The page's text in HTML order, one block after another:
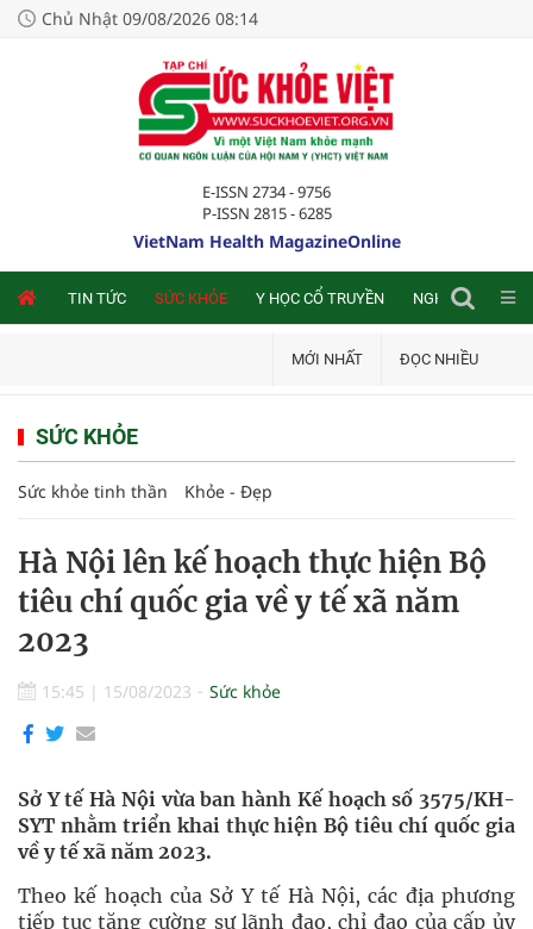
Chủ Nhật 09/08/2026 08:14
E-ISSN 2734 - 9756
P-ISSN 2815 - 6285
VietNam Health MagazineOnline
TIN TỨC SỨC KHỎE Y HỌC CỔ TRUYỀN NGHIÊN CỨU
MỚI NHẤT ĐỌC NHIỀU
SỨC KHỎE
Sức khỏe tinh thần Khỏe - Đẹp
Hà Nội lên kế hoạch thực hiện Bộ
tiêu chí quốc gia về y tế xã năm
2023
15:45 | 15/08/2023 Sức khỏe
Sở Y tế Hà Nội vừa ban hành Kế hoạch số 3575/KH-
SYT nhằm triển khai thực hiện Bộ tiêu chí quốc gia
về y tế xã năm 2023.
Theo kế hoạch của Sở Y tế Hà Nội, các địa phương
tiếp tục tăng cường sự lãnh đạo, chỉ đạo của cấp ủy